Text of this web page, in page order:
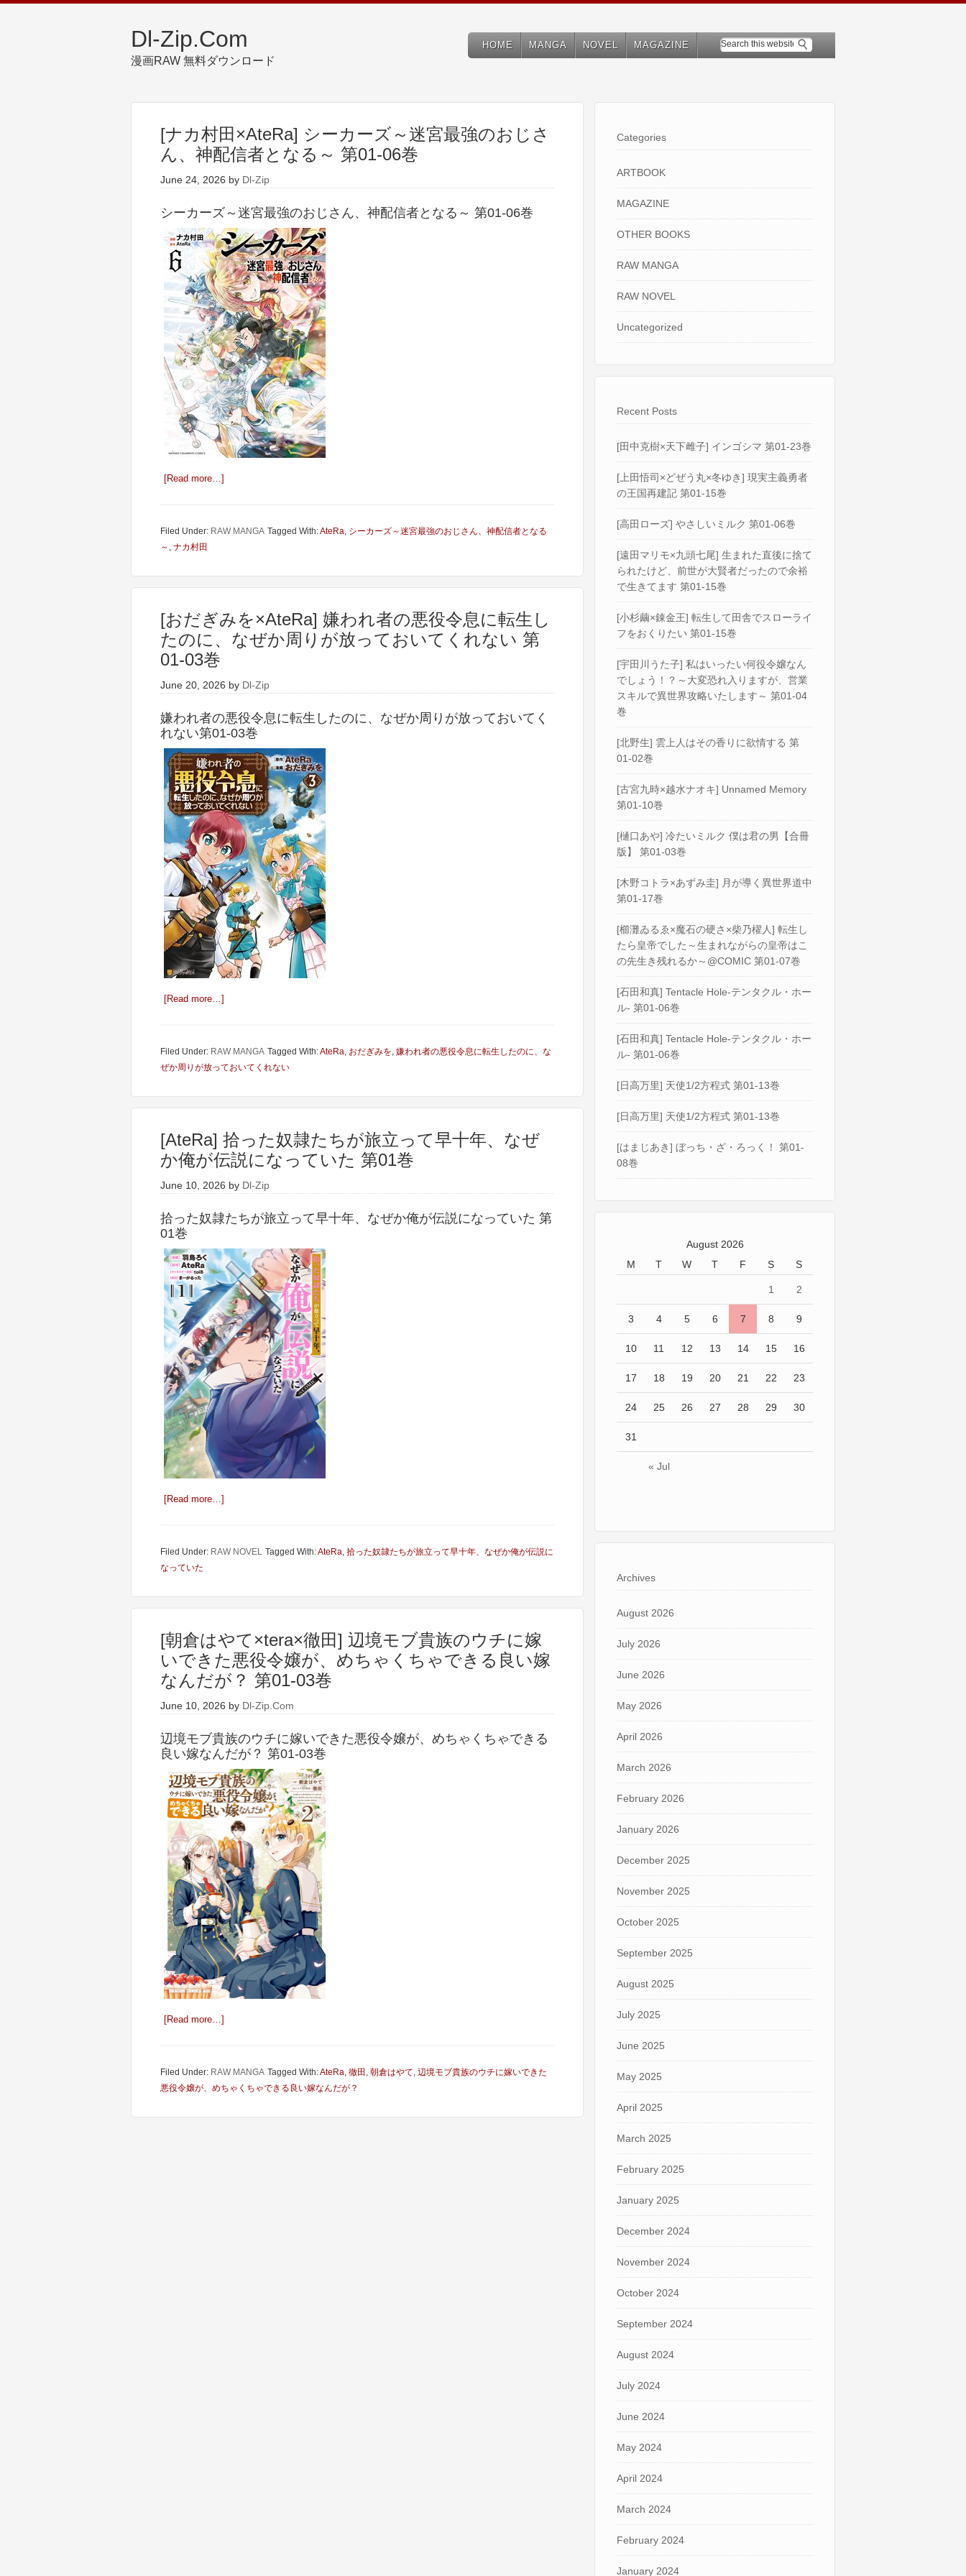
Dl-Zip.Com
漫画RAW 無料ダウンロード
HOME MANGA NOVEL MAGAZINE
[ナカ村田×AteRa] シーカーズ～迷宮最強のおじさ
ん、神配信者となる～ 第01-06巻
June 24, 2026 by Dl-Zip
シーカーズ～迷宮最強のおじさん、神配信者となる～ 第01-06巻
[Read more…]
Filed Under: RAW MANGA Tagged With:AteRa, シーカーズ～迷宮最強のおじさん、神配信者となる
～ , ナカ村田
[おだぎみを×AteRa] 嫌われ者の悪役令息に転生し
たのに、なぜか周りが放っておいてくれない 第
01-03巻
June 20, 2026 by Dl-Zip
嫌われ者の悪役令息に転生したのに、なぜか周りが放っておいてく
れない第01-03巻
[Read more…]
Filed Under: RAW MANGA Tagged With:AteRa, おだぎみを, 嫌われ者の悪役令息に転生したのに、な
ぜか周りが放っておいてくれない
[AteRa] 拾った奴隷たちが旅立って早十年、なぜ
か俺が伝説になっていた 第01巻
June 10, 2026 by Dl-Zip
拾った奴隷たちが旅立って早十年、なぜか俺が伝説になっていた 第
01巻
[Read more…]
Filed Under: RAW NOVEL Tagged With:AteRa, 拾った奴隷たちが旅立って早十年、なぜか俺が伝説に
なっていた
[朝倉はやて×tera×徹田] 辺境モブ貴族のウチに嫁
いできた悪役令嬢が、めちゃくちゃできる良い嫁
なんだが？ 第01-03巻
June 10, 2026 by Dl-Zip.Com
辺境モブ貴族のウチに嫁いできた悪役令嬢が、めちゃくちゃできる
良い嫁なんだが？ 第01-03巻
[Read more…]
Filed Under: RAW MANGA Tagged With:AteRa 徹田 朝倉はやて 辺境モブ貴族のウチに嫁いできた
悪役令嬢が、めちゃくちゃできる良い嫁なんだが？
Categories
ARTBOOK
MAGAZINE
OTHER BOOKS
RAW MANGA
RAW NOVEL
Uncategorized
Recent Posts
[田中克樹×天下雌子] インゴシマ 第01-23巻
[上田悟司×どぜう丸×冬ゆき] 現実主義勇者
の王国再建記 第01-15巻
[高田ローズ] やさしいミルク 第01-06巻
[遠田マリモ×九頭七尾] 生まれた直後に捨て
られたけど、前世が大賢者だったので余裕
で生きてます 第01-15巻
[小杉繭×錬金王] 転生して田舎でスローライ
フをおくりたい 第01-15巻
[宇田川うた子] 私はいったい何役令嬢なん
でしょう！？～大変恐れ入りますが、営業
スキルで異世界攻略いたします～ 第01-04
巻
[北野生] 雲上人はその香りに欲情する 第
01-02巻
[古宮九時×越水ナオキ] Unnamed Memory
第01-10巻
[樋口あや] 冷たいミルク 僕は君の男【合冊
版】 第01-03巻
[木野コトラ×あずみ圭] 月が導く異世界道中
第01-17巻
[櫛灘ゐるゑ×魔石の硬さ×柴乃櫂人] 転生し
たら皇帝でした～生まれながらの皇帝はこ
の先生き残れるか～@COMIC 第01-07巻
[石田和真] Tentacle Hole-テンタクル・ホー
ル- 第01-06巻
[石田和真] Tentacle Hole-テンタクル・ホー
ル- 第01-06巻
[日高万里] 天使1/2方程式 第01-13巻
[日高万里] 天使1/2方程式 第01-13巻
[はまじあき] ぼっち・ざ・ろっく！ 第01-
08巻
August 2026
M
T W T F S S
« Jul
1 2
3 4 5 6 7 8 9
10 11 12 13 14 15 16
17 18 19 20 21 22 23
24 25 26 27 28 29 30
31
Archives
August 2026
July 2026
June 2026
May 2026
April 2026
March 2026
February 2026
January 2026
December 2025
November 2025
October 2025
September 2025
August 2025
July 2025
June 2025
May 2025
April 2025
March 2025
February 2025
January 2025
December 2024
November 2024
October 2024
September 2024
August 2024
July 2024
June 2024
May 2024
April 2024
March 2024
February 2024
January 2024